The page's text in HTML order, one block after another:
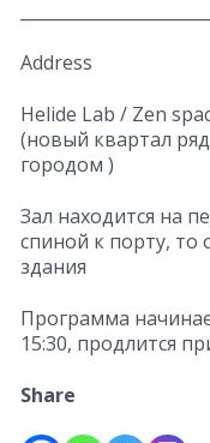
Address
Helide Lab / Zen
(новый квартал
городом )
Зал находится на
спиной к порту, то
здания
Программа
15:30, продлится
Share